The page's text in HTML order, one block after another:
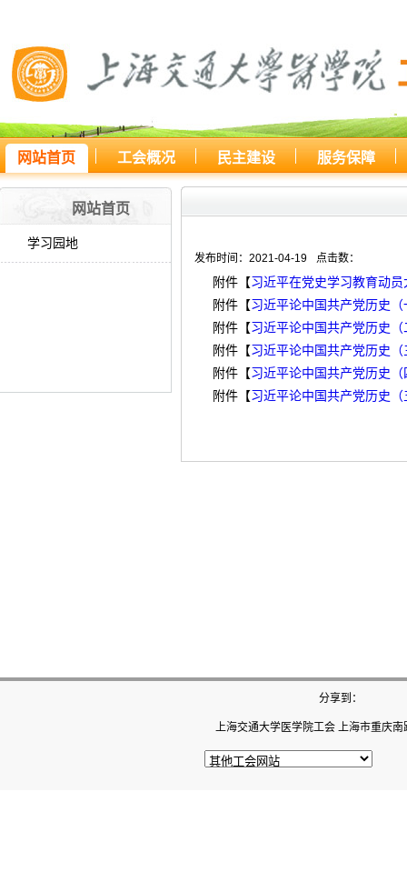
上海交通大学医学院工会 上海市重庆
分享到：
网站首页 工会概况 民主建设 服务保障
网站首页
学习园地
发布时间：2021-04-19 点击数：
附件【习近平在党史学习教育动
附件【习近平论中国共产党历史
附件【习近平论中国共产党历史
附件【习近平论中国共产党历史
附件【习近平论中国共产党历史
附件【习近平论中国共产党历史